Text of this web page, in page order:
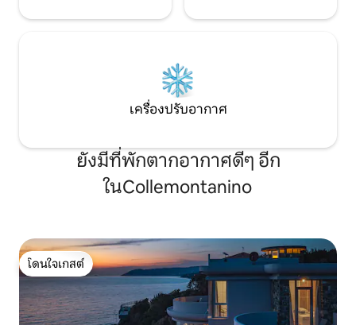
เครื่องปรับอากาศ
ยังมีที่พักตากอากาศดีๆ อีก
ในCollemontanino
โดนใจเกสต์
โดนใจเกสต์